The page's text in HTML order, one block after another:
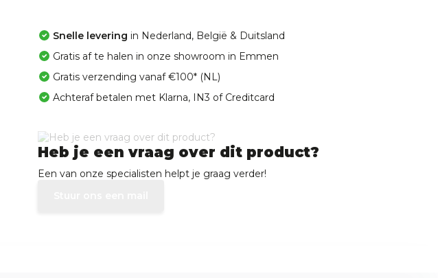
Snelle levering in Nederland, België & Duitsland
Gratis af te halen in onze showroom in Emmen
Gratis verzending vanaf €100* (NL)
Achteraf betalen met Klarna, IN3 of Creditcard
Heb je een vraag over dit product?
Een van onze specialisten helpt je graag verder!